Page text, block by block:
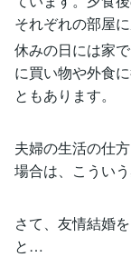
それぞれの部屋
休みの日には家
に買い物や外食
ともあります。
夫婦の生活の仕
場合は、こういう
さて、友情結婚
と…